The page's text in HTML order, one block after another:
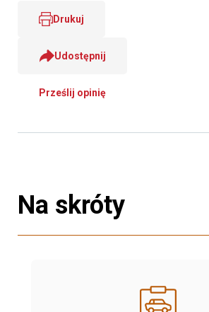
Drukuj
Udostępnij
Prześlij opinię
Na skróty